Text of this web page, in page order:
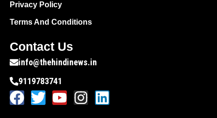
Privacy Policy
Terms And Conditions
Contact Us
info@thehindinews.in
9119783741